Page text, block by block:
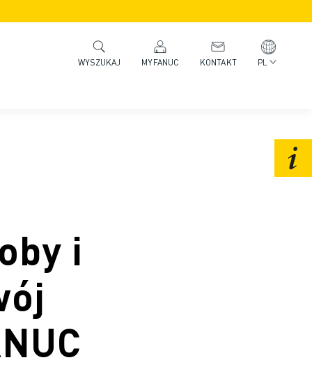
WYSZUKAJ MYFANUC KONTAKT PL
i